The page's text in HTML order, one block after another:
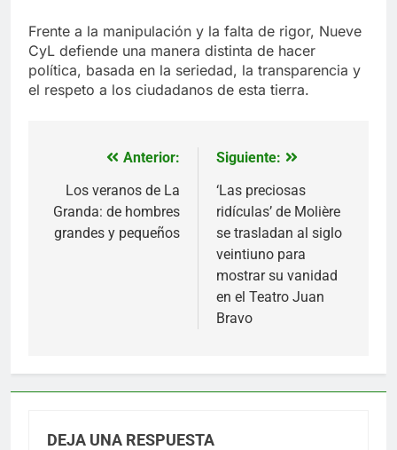
Frente a la manipulación y la falta de rigor, Nueve
CyL defiende una manera distinta de hacer
política, basada en la seriedad, la transparencia y
el respeto a los ciudadanos de esta tierra.
Navegación
de
entradas
Anterior:
Los veranos de La
Granda: de hombres
grandes y pequeños
Siguiente:
‘Las preciosas
ridículas’ de Molière
se trasladan al siglo
veintiuno para
mostrar su vanidad
en el Teatro Juan
Bravo
DEJA UNA RESPUESTA